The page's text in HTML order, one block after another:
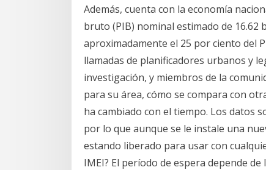
Además, cuenta con la economía
bruto (PIB) nominal estimado de 16.62
aproximadamente el 25 por ciento del
llamadas de planificadores urbanos y
investigación, y miembros de la
para su área, cómo se compara con
ha cambiado con el tiempo. Los datos
por lo que aunque se le instale una
estando liberado para usar con
IMEI? El período de espera depende